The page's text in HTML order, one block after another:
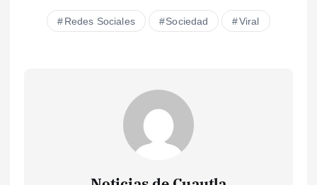
Redes Sociales Sociedad Viral